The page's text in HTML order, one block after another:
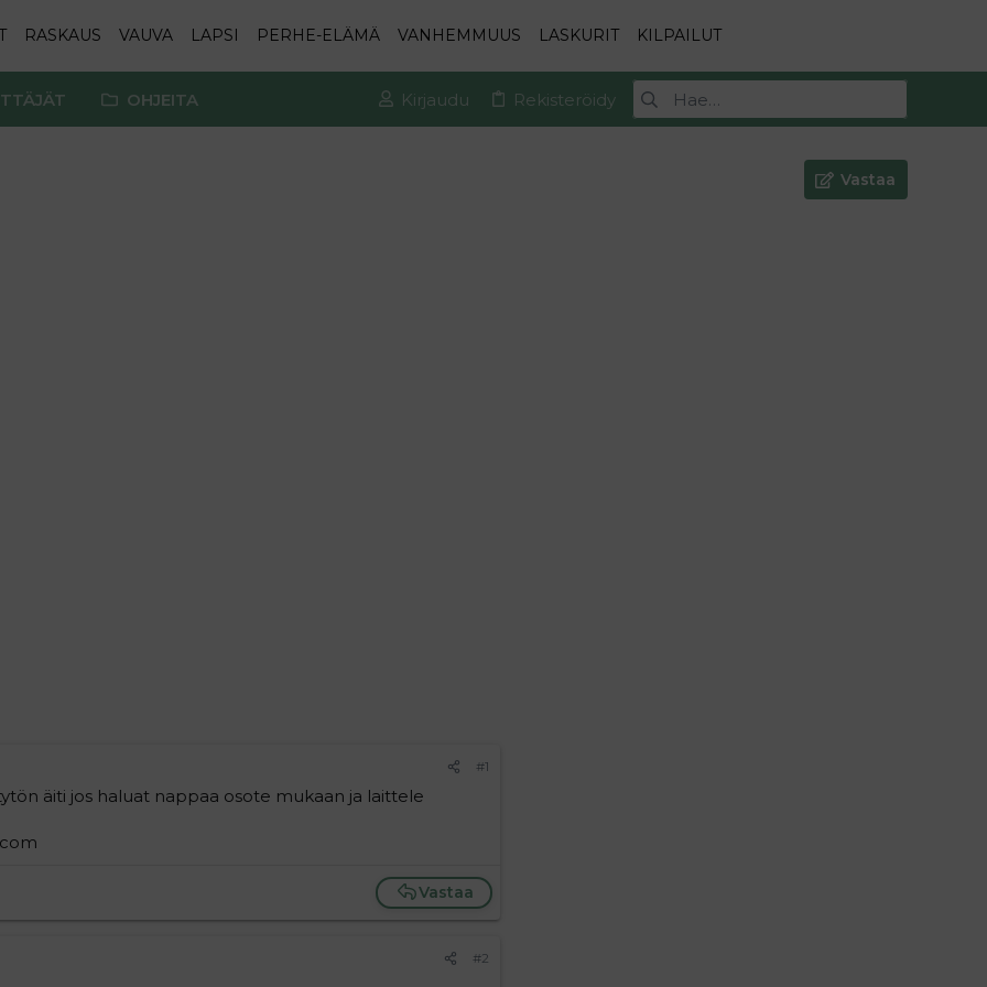
RASKAUS VAUVA LAPSI PERHE-ELÄMÄ VANHEMMUUS LASKURIT KILPAILUT
OHJEITA Kirjaudu Rekisteröidy
Vastaa
#1
äiti jos haluat nappaa osote mukaan ja laittele
Vastaa
#2